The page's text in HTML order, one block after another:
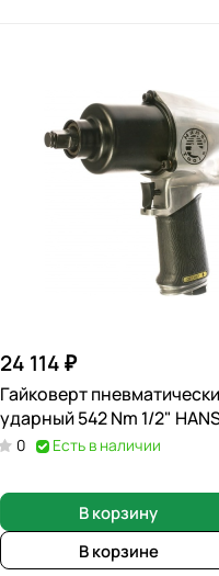
24 114 ₽
Гайковерт
ударный 542 Nm 1/2"
0 Есть в наличии
В корзину
В корзине